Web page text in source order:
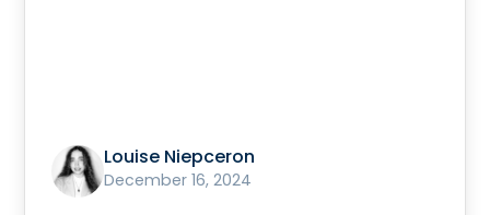
Louise Niepceron
December 16, 2024